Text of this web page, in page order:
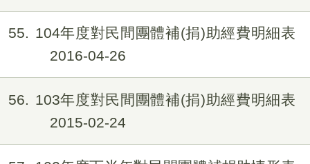
55
104年度對民間團體補(捐)助經費明細表
2016-04-26
56
103年度對民間團體補(捐)助經費明細表
2015-02-24